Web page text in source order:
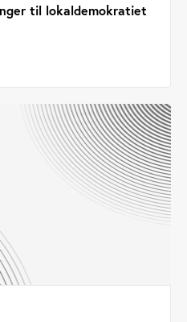
til lokaldemokratiet